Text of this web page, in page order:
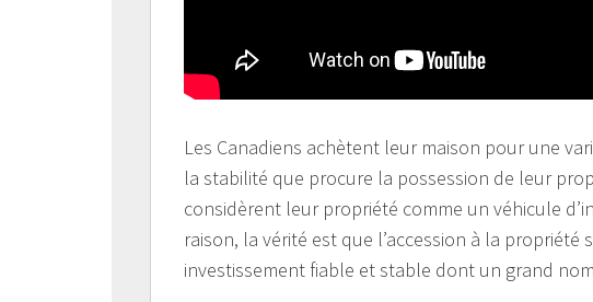
Les Canadiens achètent leur maison pour une
la stabilité que procure la possession de leur
considèrent leur propriété comme un véhicule
raison, la vérité est que l’accession à la propriété
investissement fiable et stable dont un grand